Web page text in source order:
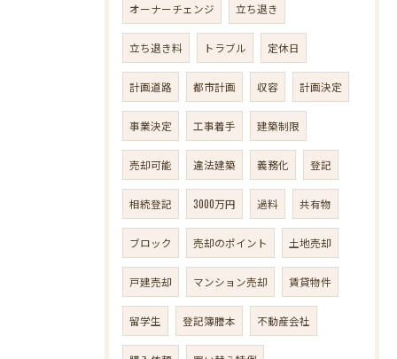
オーナーチェンジ 立ち退き
立ち退き料 トラブル 定休日
計画道路 都市計画 収容 計画決定
事業決定 工事着手 建築制限
売却可能 違法建築 義務化 登記
相続登記 3000万円 過料 共有物
ブロック 売却のポイント 土地売却
戸建売却 マンション売却 賃貸物件
留学生 登記簿謄本 不動産会社